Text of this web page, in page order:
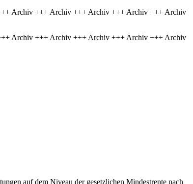
Archiv +++ Archiv +++ Archiv +++ Archiv +++ Archiv
Archiv +++ Archiv +++ Archiv +++ Archiv +++ Archiv
auf dem Niveau der gesetzlichen Mindestrente nach